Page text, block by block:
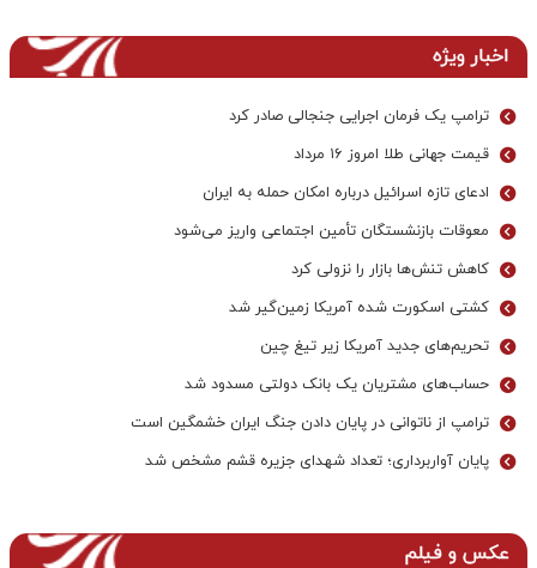
اخبار ویژه
ترامپ یک فرمان اجرایی جنجالی صادر کرد
قیمت جهانی طلا امروز ۱۶ مرداد
ادعای تازه اسرائیل درباره امکان حمله به ایران
معوقات بازنشستگان تأمین اجتماعی واریز می‌شود
کاهش تنش‌ها بازار را نزولی کرد
کشتی اسکورت شده آمریکا زمین‌گیر شد
تحریم‌های جدید آمریکا زیر تیغ چین
حساب‌های مشتریان یک بانک‌ دولتی مسدود شد
ترامپ از ناتوانی در پایان دادن جنگ ایران خشمگین است
پایان آواربرداری؛ تعداد شهدای جزیره قشم مشخص شد
عکس و فیلم